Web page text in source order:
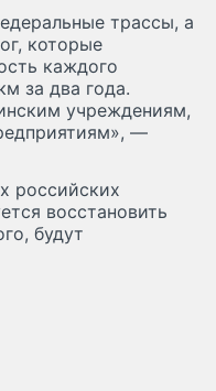
трассы, а
которые
каждого
за два года.
учреждениям,
—
российских
восстановить
будут